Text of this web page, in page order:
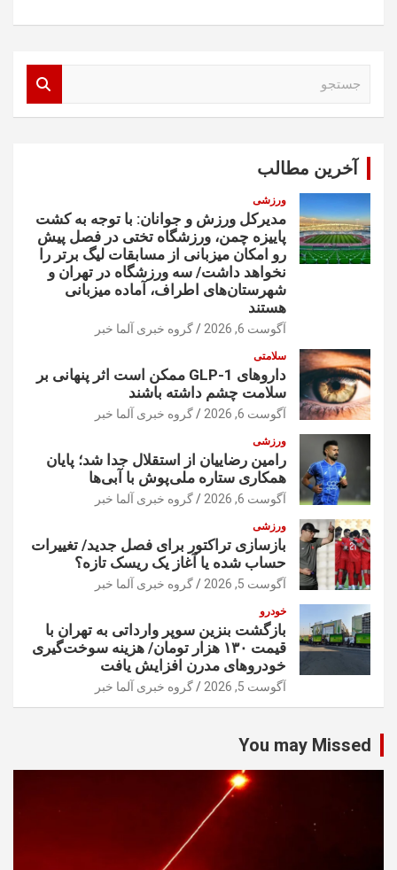
آخرین مطالب
ورزشی
مدیرکل ورزش و جوانان: با توجه به کشت
پاییزه چمن، ورزشگاه تختی در فصل پیش
رو امکان میزبانی از مسابقات لیگ برتر را
نخواهد داشت/ سه ورزشگاه در تهران و
شهرستان‌های اطراف، آماده میزبانی
هستند
آگوست 6, 2026 گروه خبری آلما خبر
سلامتی
داروهای GLP-1 ممکن است اثر پنهانی بر
سلامت چشم داشته باشند
آگوست 6, 2026 گروه خبری آلما خبر
ورزشی
رامین رضاییان از استقلال جدا شد؛ پایان
همکاری ستاره ملی‌پوش با آبی‌ها
آگوست 6, 2026 گروه خبری آلما خبر
ورزشی
بازسازی تراکتور برای فصل جدید/ تغییرات
حساب شده یا آغاز یک ریسک تازه؟
آگوست 5, 2026 گروه خبری آلما خبر
خودرو
بازگشت بنزین سوپر وارداتی به تهران با
قیمت ۱۳۰ هزار تومان/ هزینه سوخت‌گیری
خودرو‌های مدرن افزایش یافت
آگوست 5, 2026 گروه خبری آلما خبر
You may Missed